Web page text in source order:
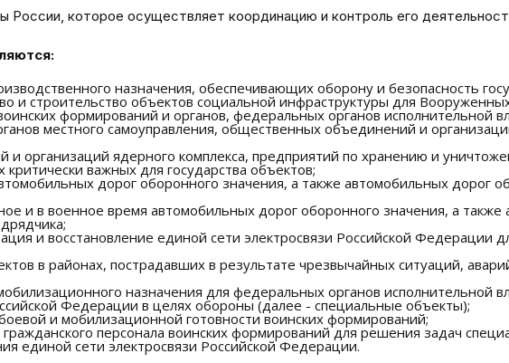
которое осуществляет координацию и контроль его
назначения, обеспечивающих оборону и безопасность
и строительство объектов социальной инфраструктуры для
формирований и органов, федеральных органов исполнительной
местного самоуправления, общественных объединений и
и организаций ядерного комплекса, предприятий по хранению и
важных для государства объектов;
дорог оборонного значения, а также автомобильных дорог
и в военное время автомобильных дорог оборонного значения, а
и восстановление единой сети электросвязи Российской Федерации
в районах, пострадавших в результате чрезвычайных ситуаций,
назначения для федеральных органов исполнительной
Федерации в целях обороны (далее - специальные объекты);
и мобилизационной готовности воинских формирований;
персонала воинских формирований для решения задач
единой сети электросвязи Российской Федерации.